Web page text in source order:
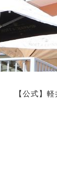
【公式】